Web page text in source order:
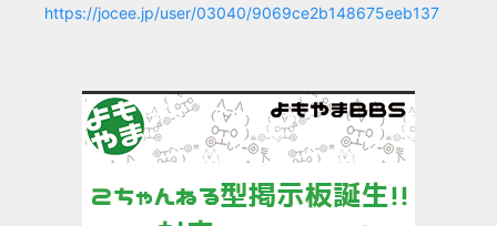
https://jocee.jp/user/03040/9069ce2b148675eeb137